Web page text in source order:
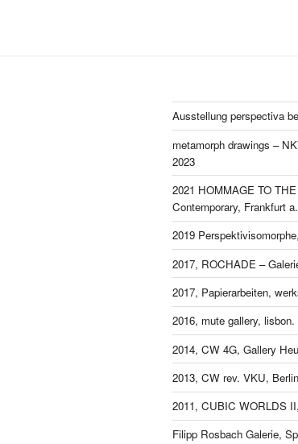
Ausstellung perspectiva
metamorph drawings –
2023
2021 HOMMAGE TO
Contemporary, Frankfurt
2019
2017, ROCHADE –
2017, Papierarbeiten,
2016, mute gallery, lisbon.
2014, CW 4G, Gallery
2013, CW rev. VKU,
2011, CUBIC WORLDS
Filipp Rosbach Galerie,